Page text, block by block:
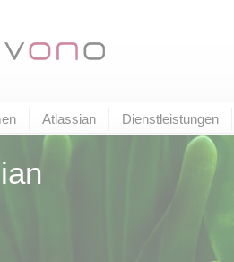
Atlassian Dienstleistungen